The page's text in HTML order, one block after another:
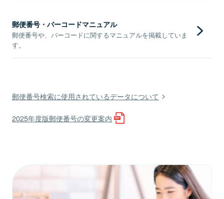
郵便番号・バーコードマニュアル
郵便番号や、バーコードに関するマニュアルを掲載していま
す。
郵便番号検索に使用されているデータについて
2025年度版郵便番号の変更案内